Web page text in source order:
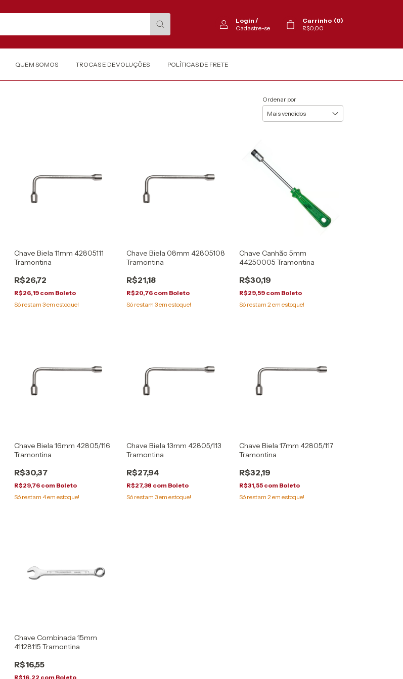
Login /
Cadastre-se
Carrinho (0)
R$0,00
QUEM SOMOS TROCAS E DEVOLUÇÕES POLÍTICAS DE FRETE
Ordenar por
Chave Biela 11mm 42805111
Tramontina
R$26,72
R$26,19 com Boleto
Só restam 3em estoque!
Chave Biela 08mm 42805108
Tramontina
R$21,18
R$20,76 com Boleto
Só restam3em estoque!
Chave Canhão 5mm
44250005 Tramontina
R$30,19
R$29,59 com Boleto
Só restam 2em estoque!
Chave Biela 16mm 42805/116
Tramontina
R$30,37
R$29,76 com Boleto
Só restam 4em estoque!
Chave Biela 13mm 42805/113
Tramontina
R$27,94
R$27,38 com Boleto
Só restam3em estoque!
Chave Biela 17mm 42805/117
Tramontina
R$32,19
R$31,55 com Boleto
Só restam 2 em estoque!
Chave Combinada 15mm
41128115 Tramontina
R$16,55
R$16,22 com Boleto